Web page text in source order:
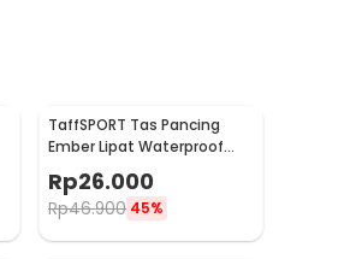
TaffSPORT Tas Pancing
Ember Lipat Waterproof
Fishing Bucket
Rp26.000
Rp46.900 45%